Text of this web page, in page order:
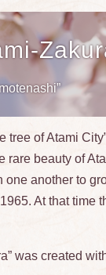
tree of Atami
rare beauty of
another to
At that
was created